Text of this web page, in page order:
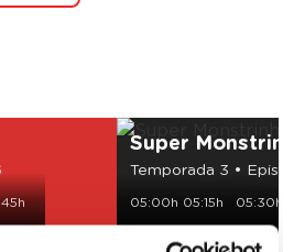
Super
Temporada 3 •
05:00h 05:15h 05:30h